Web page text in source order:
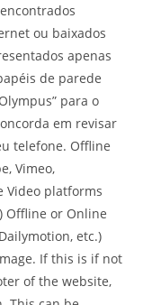
ou baixados
apenas
de parede
para o
em revisar
telefone. Offline
Vimeo,
Video platforms
Offline or Online
etc.)
If this is if not
of the website,